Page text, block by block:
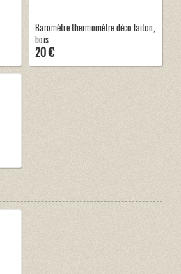
Baromètre thermomètre déco laiton,
bois
20 €